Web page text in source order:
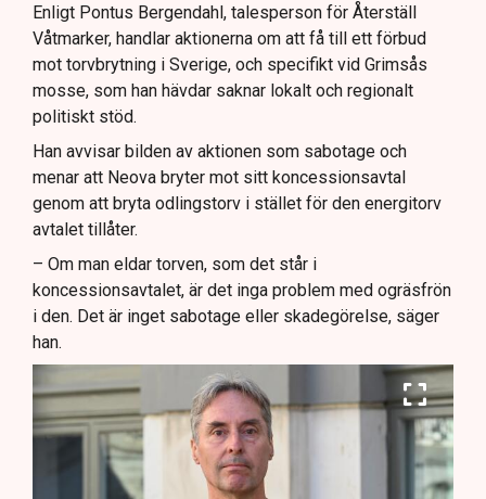
Enligt Pontus Bergendahl, talesperson för Återställ
Våtmarker, handlar aktionerna om att få till ett förbud
mot torvbrytning i Sverige, och specifikt vid Grimsås
mosse, som han hävdar saknar lokalt och regionalt
politiskt stöd.
Han avvisar bilden av aktionen som sabotage och
menar att Neova bryter mot sitt koncessionsavtal
genom att bryta odlingstorv i stället för den energitorv
avtalet tillåter.
– Om man eldar torven, som det står i
koncessionsavtalet, är det inga problem med ogräsfrön
i den. Det är inget sabotage eller skadegörelse, säger
han.